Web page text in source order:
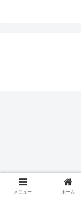
メニュー ホーム